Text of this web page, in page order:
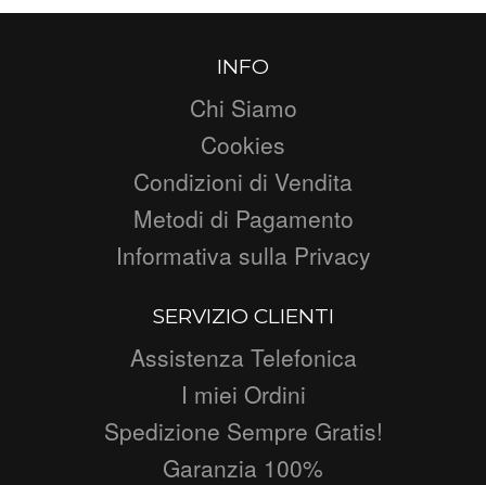
INFO
Chi Siamo
Cookies
Condizioni di Vendita
Metodi di Pagamento
Informativa sulla Privacy
SERVIZIO CLIENTI
Assistenza Telefonica
I miei Ordini
Spedizione Sempre Gratis!
Garanzia 100%